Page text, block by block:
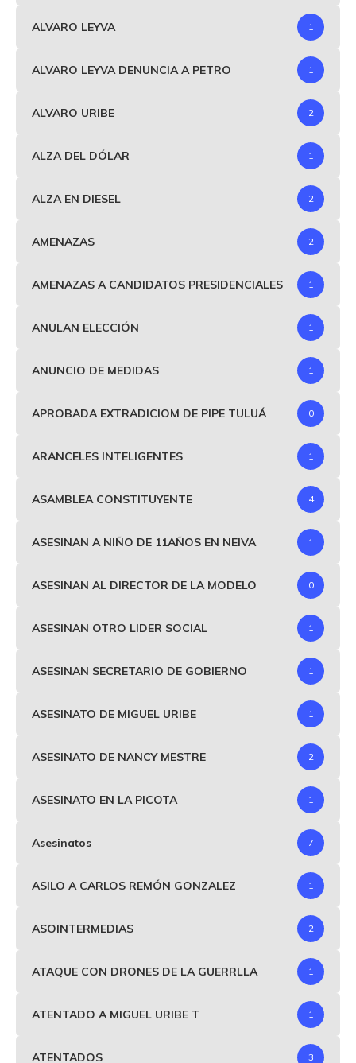
ALVARO LEYVA 1
ALVARO LEYVA DENUNCIA A PETRO 1
ALVARO URIBE 2
ALZA DEL DÓLAR 1
ALZA EN DIESEL 2
AMENAZAS 2
AMENAZAS A CANDIDATOS PRESIDENCIALES 1
ANULAN ELECCIÓN 1
ANUNCIO DE MEDIDAS 1
APROBADA EXTRADICIOM DE PIPE TULUÁ 0
ARANCELES INTELIGENTES 1
ASAMBLEA CONSTITUYENTE 4
ASESINAN A NIÑO DE 11AÑOS EN NEIVA 1
ASESINAN AL DIRECTOR DE LA MODELO 0
ASESINAN OTRO LIDER SOCIAL 1
ASESINAN SECRETARIO DE GOBIERNO 1
ASESINATO DE MIGUEL URIBE 1
ASESINATO DE NANCY MESTRE 2
ASESINATO EN LA PICOTA 1
Asesinatos 7
ASILO A CARLOS REMÓN GONZALEZ 1
ASOINTERMEDIAS 2
ATAQUE CON DRONES DE LA GUERRLLA 1
ATENTADO A MIGUEL URIBE T 1
ATENTADOS 3